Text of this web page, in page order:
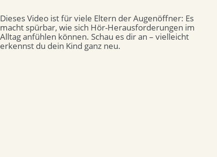
Dieses Video ist für viele Eltern der Augenöffner: Es
macht spürbar, wie sich Hör-Herausforderungen im
Alltag anfühlen können. Schau es dir an – vielleicht
erkennst du dein Kind ganz neu.